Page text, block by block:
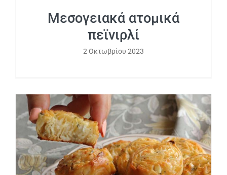
Μεσογειακά ατομικά
πεϊνιρλί
2 Οκτωβρίου 2023